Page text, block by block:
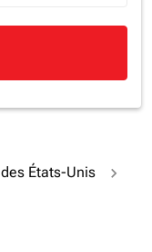
des États-Unis